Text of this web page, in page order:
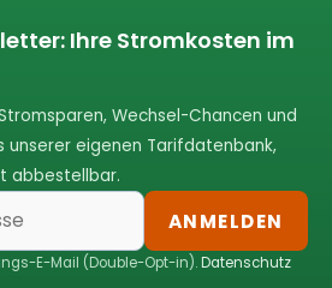
Ihre Stromkosten im
Wechsel-Chancen und
unserer eigenen Tarifdatenbank,
abbestellbar.
ANMELDEN
E-Mail (Double-Opt-in).Datenschutz